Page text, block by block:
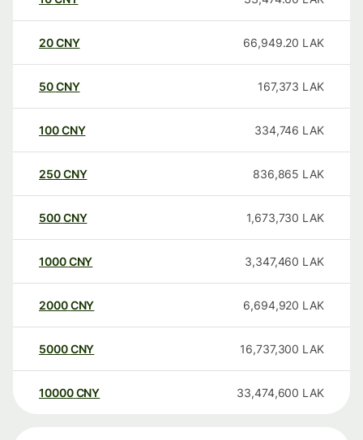
20CNY 66,949.20 LAK
50CNY 167,373 LAK
100CNY 334,746 LAK
250CNY 836,865 LAK
500CNY 1,673,730 LAK
1000CNY 3,347,460 LAK
2000CNY 6,694,920 LAK
5000CNY 16,737,300 LAK
10000 CNY 33,474,600 LAK